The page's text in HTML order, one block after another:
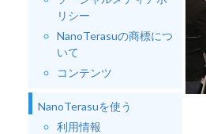
リシー
NanoTerasuの商標につ
いて
コンテンツ
NanoTerasuを使う
利用情報